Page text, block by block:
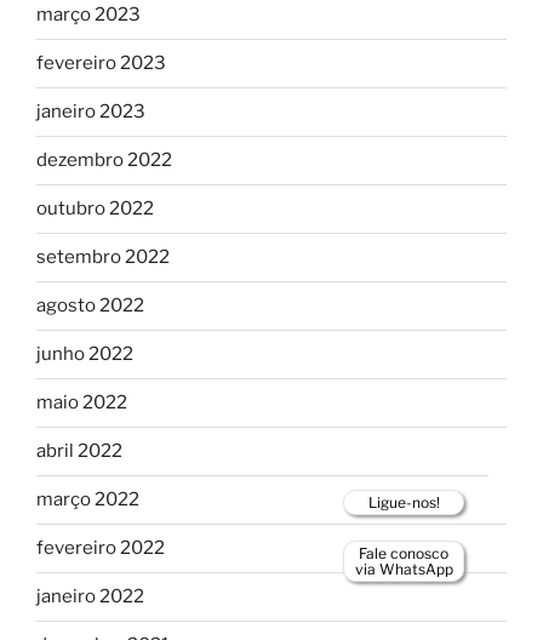
Fale conosco
via WhatsApp
Ligue-nos!
março 2023
fevereiro 2023
janeiro 2023
dezembro 2022
outubro 2022
setembro 2022
agosto 2022
junho 2022
maio 2022
abril 2022
março 2022
fevereiro 2022
janeiro 2022